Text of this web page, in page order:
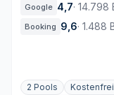
Google 4,7· 14.798
Booking 9,6· 1.488
2 Pools